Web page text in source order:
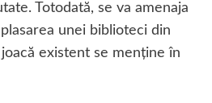
Totodată, se va amenaja
unei biblioteci din
joacă existent se menţine în